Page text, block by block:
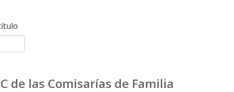
de las Comisarías de Familia